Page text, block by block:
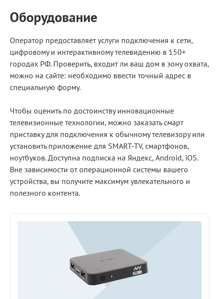
Оборудование
Оператор предоставляет услуги подключения к сети,
цифровому и интерактивному телевидению в 150+
городах РФ. Проверить, входит ли ваш дом в зону охвата,
можно на сайте: необходимо ввести точный адрес в
специальную форму.
Чтобы оценить по достоинству инновационные
телевизионные технологии, можно заказать смарт
приставку для подключения к обычному телевизору или
установить приложение для SMART-TV, смартфонов,
ноутбуков. Доступна подписка на Яндекс, Android, iOS.
Вне зависимости от операционной системы вашего
устройства, вы получите максимум увлекательного и
полезного контента.